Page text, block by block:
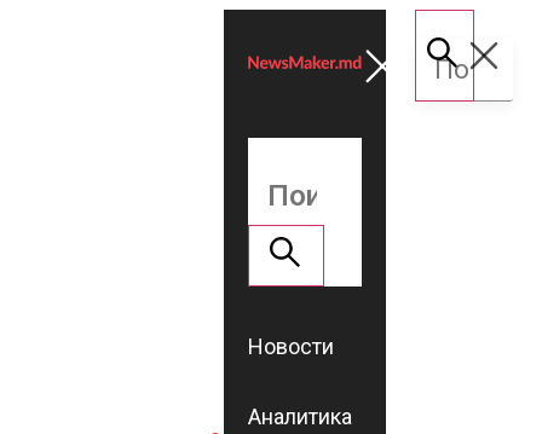
Новости
Аналитика